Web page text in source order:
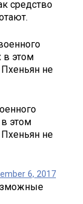
средство
в этом
не
этом
не
6, 2017